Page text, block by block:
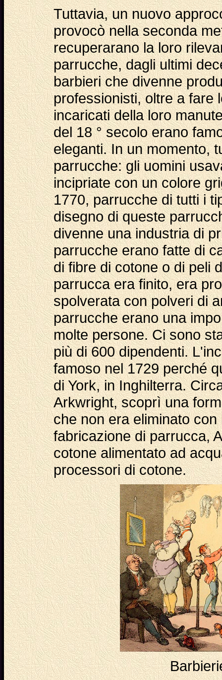
Tuttavia, un nuovo
provocò nella seconda
recuperarano la loro
parrucche, dagli ultimi
barbieri che divenne
professionisti, oltre a fare
incaricati della loro
del 18 ° secolo erano
eleganti. In un momento,
parrucche: gli uomini
incipriate con un colore
1770, parrucche di tutti i
disegno di queste
divenne una industria di
parrucche erano fatte di
di fibre di cotone o di peli
parrucca era finito, era
spolverata con polveri di
parrucche erano una
molte persone. Ci sono
più di 600 dipendenti.
famoso nel 1729 perché
di York, in Inghilterra.
Arkwright, scoprì una
che non era eliminato
fabricazione di parrucca,
cotone alimentato ad
processori di cotone.